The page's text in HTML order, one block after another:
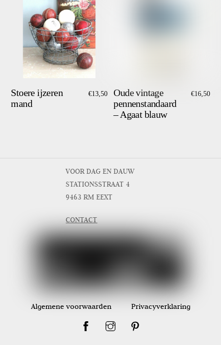
Stoere ijzeren
mand
€13,50
Oude vintage
pennenstandaard
– Agaat blauw
€16,50
VOOR DAG EN DAUW
STATIONSSTRAAT 4
9463 RM EEXT
CONTACT
Algemene voorwaarden Privacyverklaring